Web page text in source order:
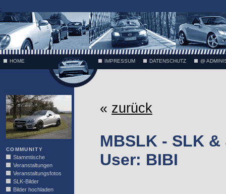
;
HOME IMPRESSUM DATENSCHUTZ @
COMMUNITY
Stammtische
Veranstaltungen
Veranstaltungsfotos
SLK-Bilder
Bilder hochladen
« zurück
MBSLK - SLK
User: BIBI